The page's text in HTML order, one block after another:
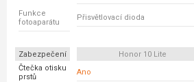
Funkce
fotoaparátu
Přisvětlovací dioda
Zabezpečení Honor 10 Lite
Čtečka otisku
prstů
Ano